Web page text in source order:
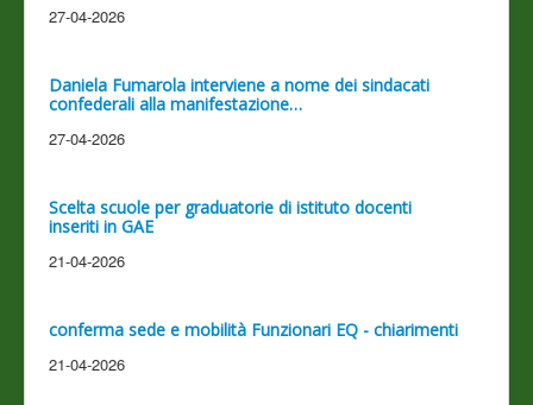
27-04-2026
Daniela Fumarola interviene a nome dei sindacati
confederali alla manifestazione…
27-04-2026
Scelta scuole per graduatorie di istituto docenti
inseriti in GAE
21-04-2026
conferma sede e mobilità Funzionari EQ - chiarimenti
21-04-2026